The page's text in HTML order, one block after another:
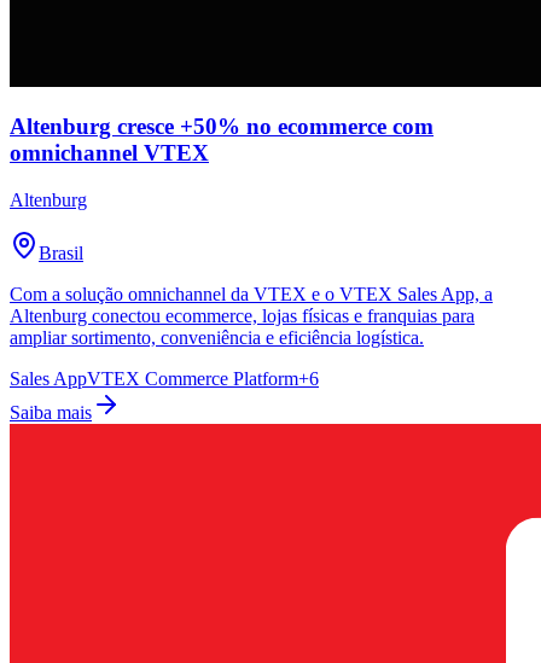
Altenburg cresce +50% no ecommerce com
omnichannel VTEX
Altenburg
Brasil
Com a solução omnichannel da VTEX e o VTEX Sales App, a
Altenburg conectou ecommerce, lojas físicas e franquias para
ampliar sortimento, conveniência e eficiência logística.
Sales AppVTEX Commerce Platform+6
Saiba mais